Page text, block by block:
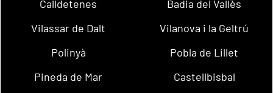
Calldetenes
Badia del Vallès
Vilassar de Dalt
Vilanova i la Geltrú
Polinyà
Pobla de Lillet
Pineda de Mar
Castellbisbal